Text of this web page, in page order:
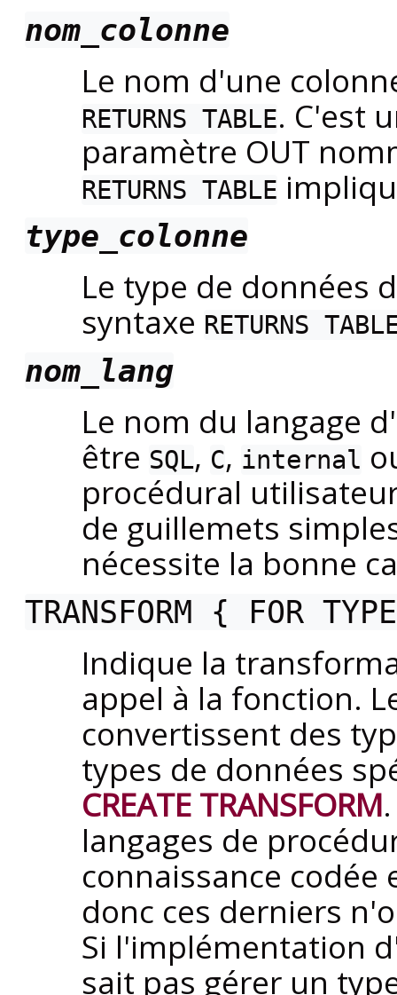
nom_colonne
Le nom d'une
RETURNS TABLE. C'est
paramètre OUT
RETURNS TABLE
type_colonne
Le type de données
syntaxe RETURNS
nom_lang
Le nom du langage
être SQL, C, internal
procédural
de guillemets
nécessite la bonne
TRANSFORM { FOR
Indique la
appel à la fonction.
convertissent des
types de données
CREATE TRANSFORM
langages de
connaissance
donc ces derniers
Si l'implémentation
sait pas gérer un